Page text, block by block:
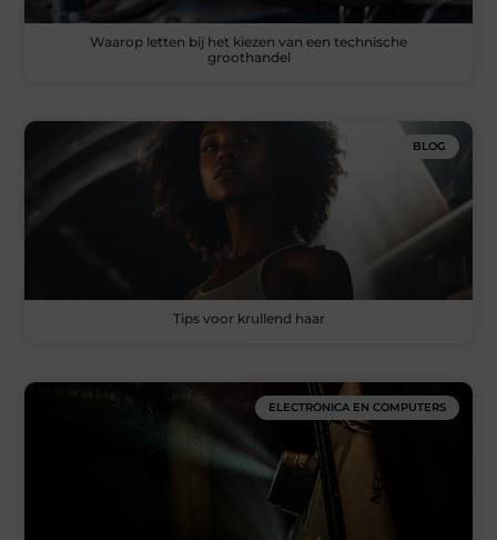
Waarop letten bij het kiezen van een technische
groothandel
BLOG
Tips voor krullend haar
ELECTRONICA EN COMPUTERS